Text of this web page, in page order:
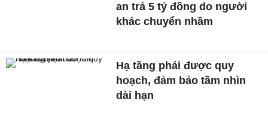
an trả 5 tỷ đồng do người
khác chuyển nhầm
Hạ tầng phải được quy
hoạch, đảm bảo tầm nhìn
dài hạn